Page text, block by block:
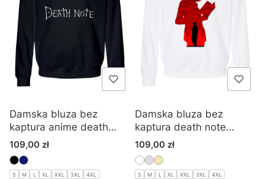
Damska bluza bez
kaptura anime death
note
Cena
109,00 zł
S M L XL XXL 3XL 4XL
Damska bluza bez
kaptura death note
manga
Cena
109,00 zł
S M L XL XXL 3XL 4XL